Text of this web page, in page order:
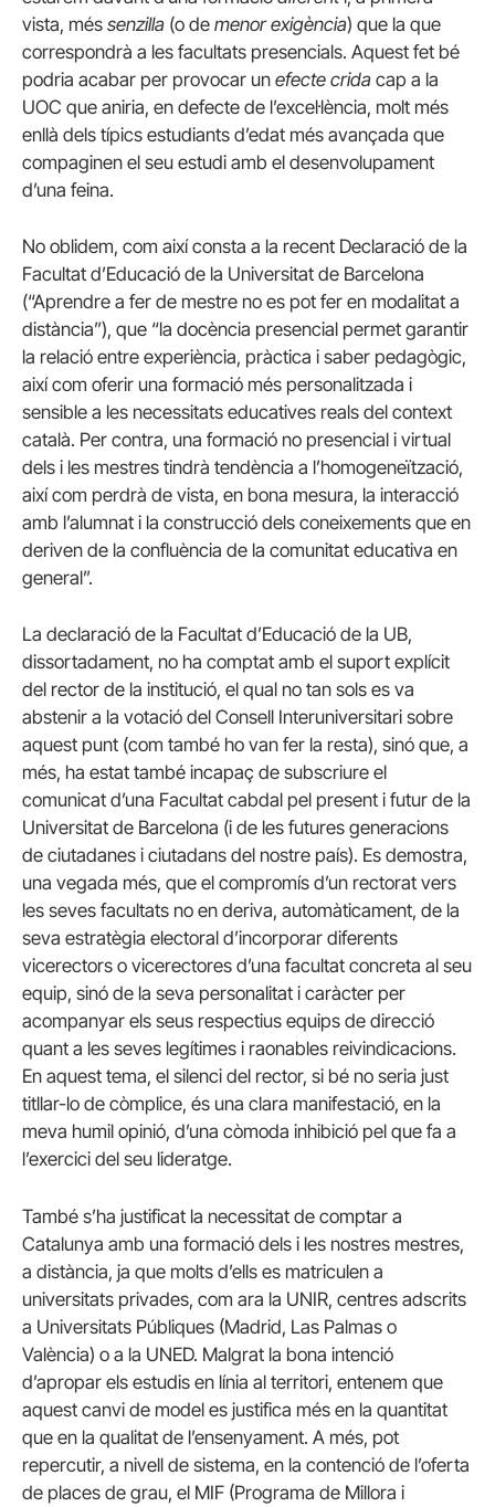
vista, més senzilla (o de menor exigència) que la que
correspondrà a les facultats presencials. Aquest fet bé
podria acabar per provocar un efecte crida cap a la
UOC que aniria, en defecte de l’excel·lència, molt més
enllà dels típics estudiants d’edat més avançada que
compaginen el seu estudi amb el desenvolupament
d’una feina.
No oblidem, com així consta a la recent Declaració de la
Facultat d’Educació de la Universitat de Barcelona
(“Aprendre a fer de mestre no es pot fer en modalitat a
distància”), que “la docència presencial permet garantir
la relació entre experiència, pràctica i saber pedagògic,
així com oferir una formació més personalitzada i
sensible a les necessitats educatives reals del context
català. Per contra, una formació no presencial i virtual
dels i les mestres tindrà tendència a l’homogeneïtzació,
així com perdrà de vista, en bona mesura, la interacció
amb l’alumnat i la construcció dels coneixements que en
deriven de la confluència de la comunitat educativa en
general”.
La declaració de la Facultat d’Educació de la UB,
dissortadament, no ha comptat amb el suport explícit
del rector de la institució, el qual no tan sols es va
abstenir a la votació del Consell Interuniversitari sobre
aquest punt (com també ho van fer la resta), sinó que, a
més, ha estat també incapaç de subscriure el
comunicat d’una Facultat cabdal pel present i futur de la
Universitat de Barcelona (i de les futures generacions
de ciutadanes i ciutadans del nostre país). Es demostra,
una vegada més, que el compromís d’un rectorat vers
les seves facultats no en deriva, automàticament, de la
seva estratègia electoral d’incorporar diferents
vicerectors o vicerectores d’una facultat concreta al seu
equip, sinó de la seva personalitat i caràcter per
acompanyar els seus respectius equips de direcció
quant a les seves legítimes i raonables reivindicacions.
En aquest tema, el silenci del rector, si bé no seria just
titllar-lo de còmplice, és una clara manifestació, en la
meva humil opinió, d’una còmoda inhibició pel que fa a
l’exercici del seu lideratge.
També s’ha justificat la necessitat de comptar a
Catalunya amb una formació dels i les nostres mestres,
a distància, ja que molts d’ells es matriculen a
universitats privades, com ara la UNIR, centres adscrits
a Universitats Públiques (Madrid, Las Palmas o
València) o a la UNED. Malgrat la bona intenció
d’apropar els estudis en línia al territori, entenem que
aquest canvi de model es justifica més en la quantitat
que en la qualitat de l’ensenyament. A més, pot
repercutir, a nivell de sistema, en la contenció de l’oferta
de places de grau, el MIF (Programa de Millora i